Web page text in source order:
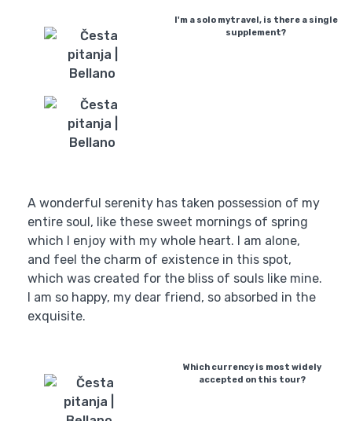
I'm a solo mytravel, is there a single
supplement?
A wonderful serenity has taken possession of my
entire soul, like these sweet mornings of spring
which I enjoy with my whole heart. I am alone,
and feel the charm of existence in this spot,
which was created for the bliss of souls like mine.
I am so happy, my dear friend, so absorbed in the
exquisite.
Which currency is most widely
accepted on this tour?